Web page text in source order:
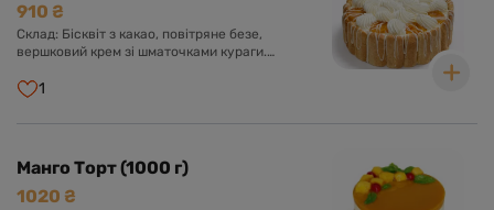
910 ₴
Склад: Бісквіт з какао, повітряне безе,
вершковий крем зі шматочками кураги.
курагою.
1
Манго Торт (1000 г)
1020 ₴